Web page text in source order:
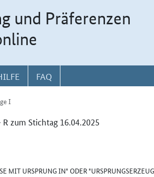
und Präferenzen
FAQ
I
zum Stichtag 16.04.2025
MIT URSPRUNG IN" ODER